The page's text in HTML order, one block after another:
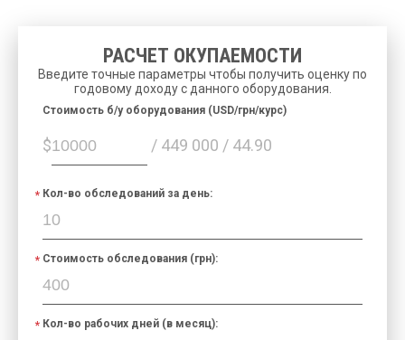
РАСЧЕТ ОКУПАЕМОСТИ
Введите точные параметры чтобы получить оценку по
годовому доходу с данного оборудования.
$ / 449 000 / 44.90
Cтоимость б/у оборудования (USD/грн/курс)
Кол-во обследований за день:
Стоимость обследования (грн):
Кол-во рабочих дней (в месяц):